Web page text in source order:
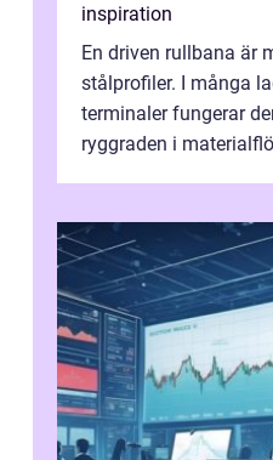
inspiration
En driven rullbana är
stålprofiler. I många
terminaler fungerar
ryggraden i